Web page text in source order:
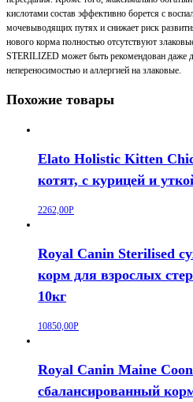
кислотами состав эффективно борется с
мочевыводящих путях и снижает риск
нового корма полностью отсутствуют
STERILIZED может быть рекомендован даже
непереносимостью и аллергией на злаковые.
Похожие товары
Elato Holistic Kitten
котят, с курицей и
2262,00Р
Royal Canin Sterilised
корм для взрослых
10кг
10850,00Р
Royal Canin Maine
сбалансированный